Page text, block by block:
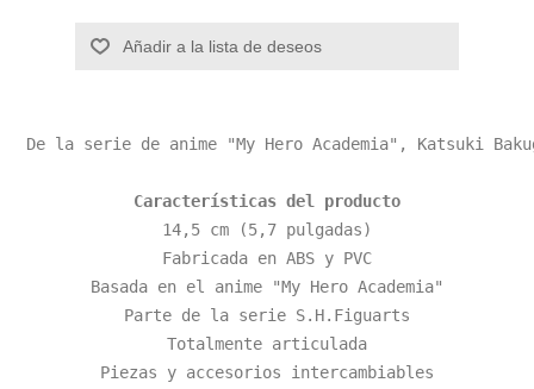
Añadir a la lista de deseos
De la serie de anime "My Hero Academia", Katsuki
Características del producto
14,5 cm (5,7 pulgadas)
Fabricada en ABS y PVC
Basada en el anime "My Hero Academia"
Parte de la serie S.H.Figuarts
Totalmente articulada